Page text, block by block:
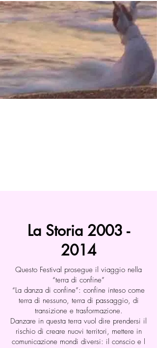
La Storia 2003 -
2014
Questo Festival prosegue il viaggio nella
“terra di confine”
“La danza di confine”: confine inteso come
terra di nessuno, terra di passaggio, di
transizione e trasformazione.
Danzare in questa terra vuol dire prendersi il
rischio di creare nuovi territori, mettere in
comunicazione mondi diversi: il conscio e l